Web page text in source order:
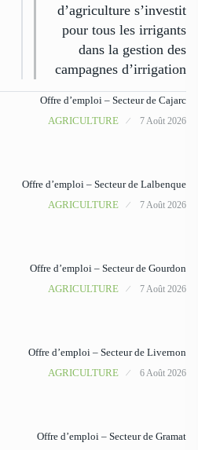
d’agriculture s’investit
pour tous les irrigants
dans la gestion des
campagnes d’irrigation
Offre d’emploi – Secteur de Cajarc
AGRICULTURE
7 Août 2026
Offre d’emploi – Secteur de Lalbenque
AGRICULTURE
7 Août 2026
Offre d’emploi – Secteur de Gourdon
AGRICULTURE
7 Août 2026
Offre d’emploi – Secteur de Livernon
AGRICULTURE
6 Août 2026
Offre d’emploi – Secteur de Gramat